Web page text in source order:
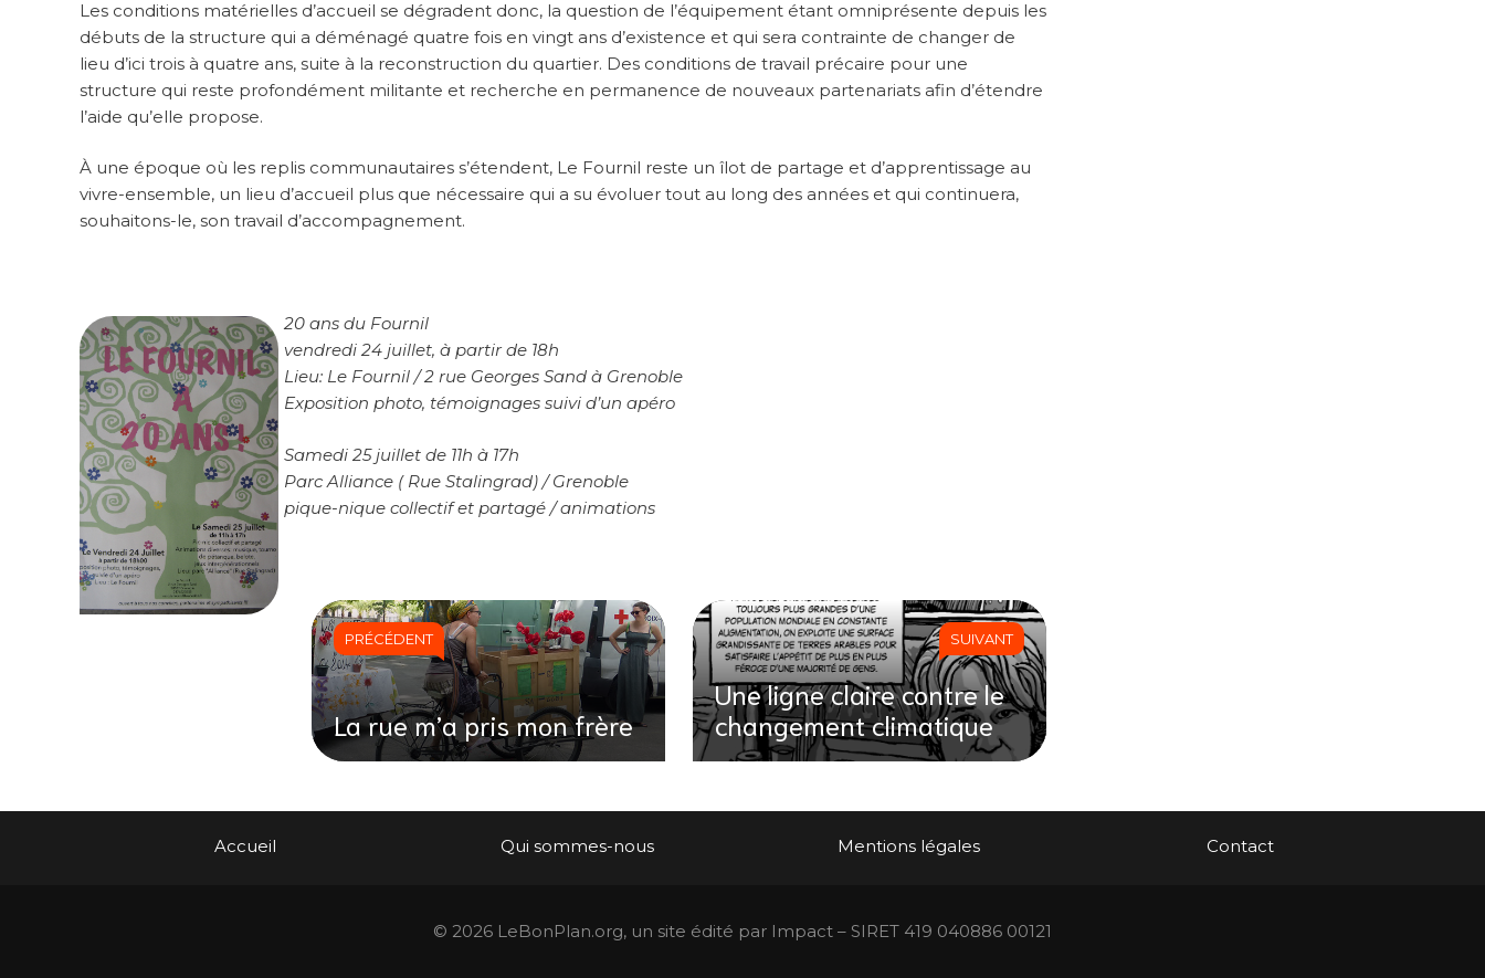
Les conditions matérielles d’accueil se dégradent donc, la question de l’équipement étant omniprésente depuis les
débuts de la structure qui a déménagé quatre fois en vingt ans d’existence et qui sera contrainte de changer de
lieu d’ici trois à quatre ans, suite à la reconstruction du quartier. Des conditions de travail précaire pour une
structure qui reste profondément militante et recherche en permanence de nouveaux partenariats afin d’étendre
l’aide qu’elle propose.
À une époque où les replis communautaires s’étendent, Le Fournil reste un îlot de partage et d’apprentissage au
vivre-ensemble, un lieu d’accueil plus que nécessaire qui a su évoluer tout au long des années et qui continuera,
souhaitons-le, son travail d’accompagnement.
20 ans du Fournil
vendredi 24 juillet, à partir de 18h
Lieu: Le Fournil / 2 rue Georges Sand à Grenoble
Exposition photo, témoignages suivi d’un apéro
Samedi 25 juillet de 11h à 17h
Parc Alliance ( Rue Stalingrad) / Grenoble
pique-nique collectif et partagé / animations
PRÉCÉDENT
La rue m’a pris mon frère
SUIVANT
Une ligne claire contre le
changement climatique
Accueil Qui sommes-nous Mentions légales Contact
© 2026 LeBonPlan.org, un site édité par Impact – SIRET 419 040886 00121